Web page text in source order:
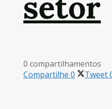
0 compartilhamentos
Compartilhe 0 Tweet